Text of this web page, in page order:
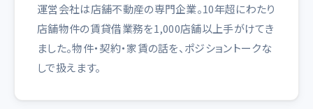
運営会社は店舗不動産の専門企業。10年超にわたり
店舗物件の賃貸借業務を1,000店舗以上手がけてき
ました。物件・契約・家賃の話を、ポジショントークな
しで扱えます。